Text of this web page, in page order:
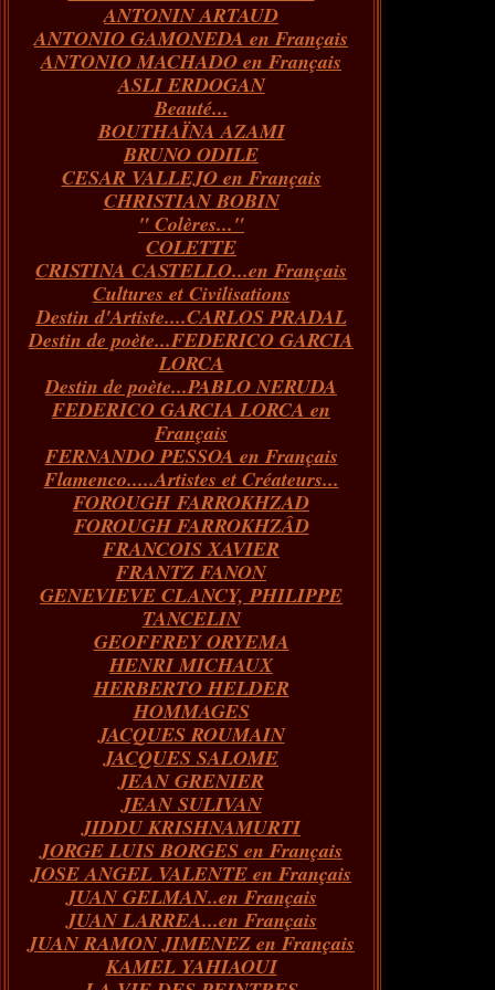
Janvier(73)
Février(55)
Janvier(43)
Mars(73)
Février(54)
Janvier(51)
Avril(73)
Mars(100)
Février(146)
Janvier(124)
ANTONIN ARTAUD
ANTONIO GAMONEDA en Français
ANTONIO MACHADO en Français
ASLI ERDOGAN
Beauté...
BOUTHAÏNA AZAMI
BRUNO ODILE
CESAR VALLEJO en Français
CHRISTIAN BOBIN
" Colères..."
COLETTE
CRISTINA CASTELLO...en Français
Cultures et Civilisations
Destin d'Artiste....CARLOS PRADAL
Destin de poète...FEDERICO GARCIA
LORCA
Destin de poète...PABLO NERUDA
FEDERICO GARCIA LORCA en
Français
FERNANDO PESSOA en Français
Flamenco.....Artistes et Créateurs...
FOROUGH FARROKHZAD
FOROUGH FARROKHZÂD
FRANCOIS XAVIER
FRANTZ FANON
GENEVIEVE CLANCY, PHILIPPE
TANCELIN
GEOFFREY ORYEMA
HENRI MICHAUX
HERBERTO HELDER
HOMMAGES
JACQUES ROUMAIN
JACQUES SALOME
JEAN GRENIER
JEAN SULIVAN
JIDDU KRISHNAMURTI
JORGE LUIS BORGES en Français
JOSE ANGEL VALENTE en Français
JUAN GELMAN..en Français
JUAN LARREA...en Français
JUAN RAMON JIMENEZ en Français
KAMEL YAHIAOUI